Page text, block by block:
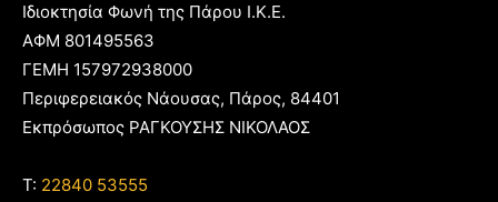
Ιδιοκτησία Φωνή της Πάρου Ι.Κ.Ε.
ΑΦΜ 801495563
ΓΕΜΗ 157972938000
Περιφερειακός Νάουσας, Πάρος, 84401
Εκπρόσωπος ΡΑΓΚΟΥΣΗΣ ΝΙΚΟΛΑΟΣ
T: 22840 53555